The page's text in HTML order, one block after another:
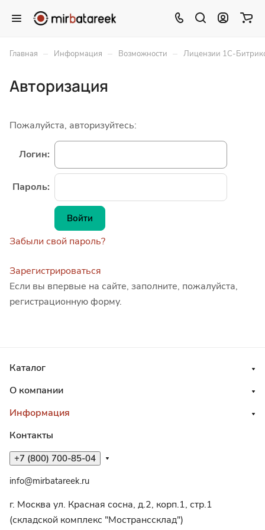
Главная – Информация – Возможности – Лицензии 1С-
Авторизация
Пожалуйста, авторизуйтесь:
Логин:
Пароль:
Забыли свой пароль?
Зарегистрироваться
Если вы впервые на сайте, заполните, пожалуйста,
регистрационную форму.
Каталог
О компании
Информация
Контакты
+7 (800) 700-85-04
info@mirbatareek.ru
г. Москва ул. Красная сосна, д.2, корп.1, стр.1
(складской комплекс "Мостранссклад")